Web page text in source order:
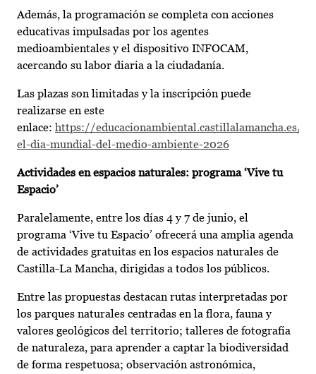
Además, la programación se completa con acciones
educativas impulsadas por los agentes
medioambientales y el dispositivo INFOCAM,
acercando su labor diaria a la ciudadanía.
Las plazas son limitadas y la inscripción puede
realizarse en este
enlace: https://educacionambiental.castillalamancha.es/
el-dia-mundial-del-medio-ambiente-2026
Actividades en espacios naturales: programa ‘Vive tu
Espacio’
Paralelamente, entre los días 4 y 7 de junio, el
programa ‘Vive tu Espacio’ ofrecerá una amplia agenda
de actividades gratuitas en los espacios naturales de
Castilla-La Mancha, dirigidas a todos los públicos.
Entre las propuestas destacan rutas interpretadas por
los parques naturales centradas en la flora, fauna y
valores geológicos del territorio; talleres de fotografía
de naturaleza, para aprender a captar la biodiversidad
de forma respetuosa; observación astronómica,